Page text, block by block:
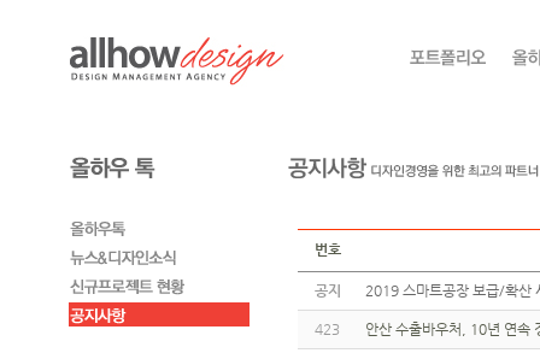
번호
공지 2019 스마트공장 보급/확
423 안산 수출바우처, 10년 연속